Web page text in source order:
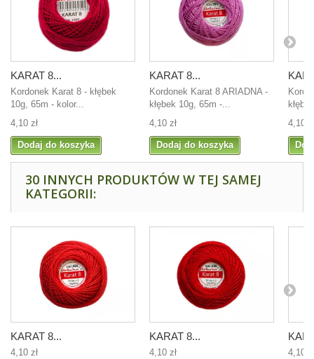
KARAT 8...
Kordonek Karat 8 - kłębek
10g, 65m - kolor...
4,10 zł
Dodaj do koszyka
KARAT 8...
Kordonek Karat 8 ARIADNA -
kłębek 10g, 65m -...
4,10 zł
Dodaj do koszyka
4,10
30 INNYCH PRODUKTÓW W TEJ SAMEJ
KATEGORII:
KARAT 8...
4,10 zł
KARAT 8...
4,10 zł 4,10